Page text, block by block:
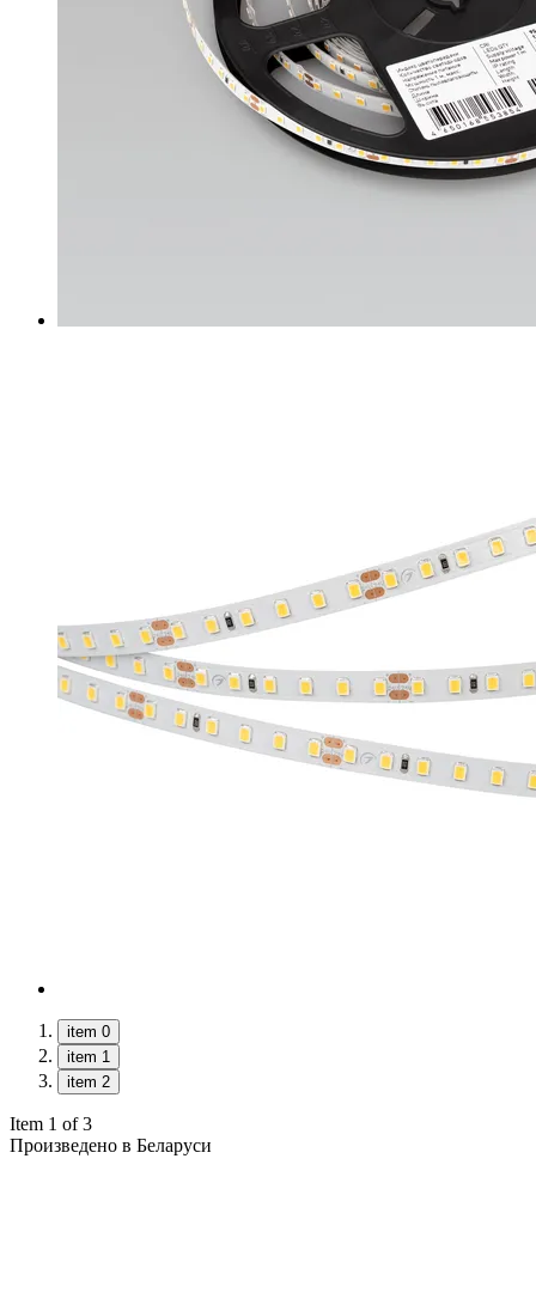
item 0
item 1
item 2
Item 1 of 3
Произведено в Беларуси